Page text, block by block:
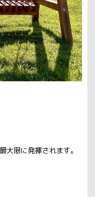
大限に発揮されます。